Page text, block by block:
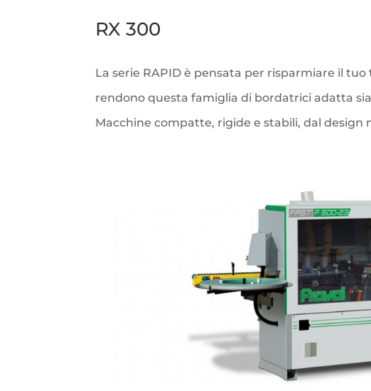
RX 300
La serie RAPID è pensata per risparmiare il
rendono questa famiglia di bordatrici adatta
Macchine compatte, rigide e stabili, dal design